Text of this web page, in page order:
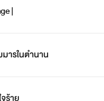
|
มารในตำนาน